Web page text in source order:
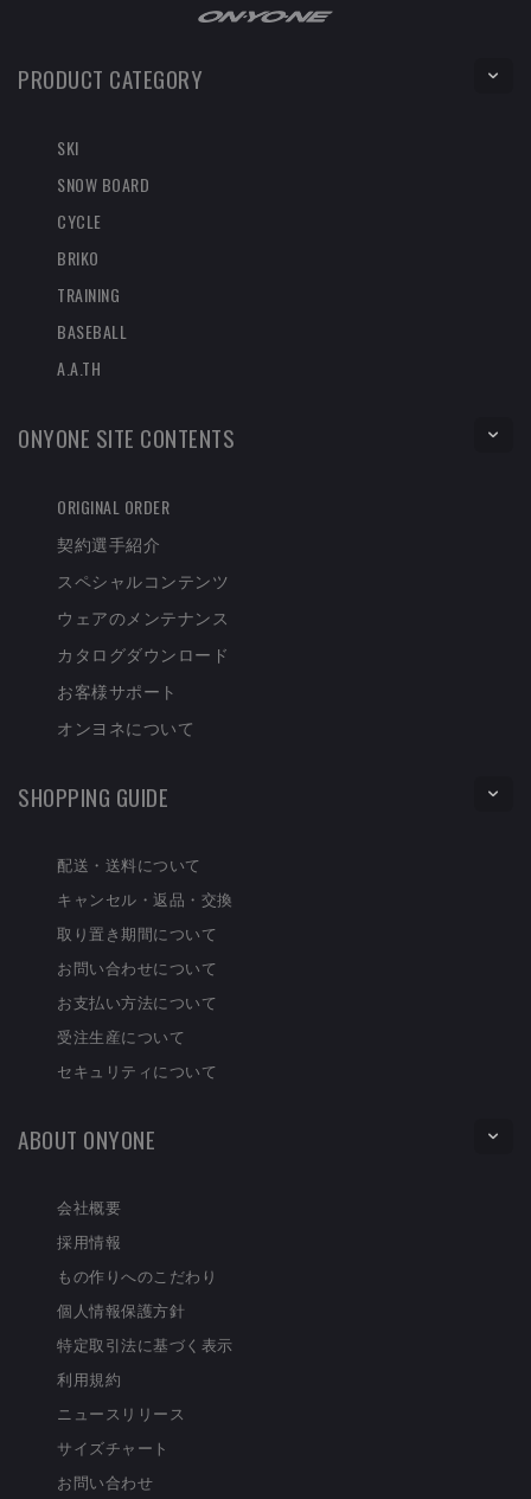
PRODUCT CATEGORY
SKI
SNOW BOARD
CYCLE
BRIKO
TRAINING
BASEBALL
A.A.TH
ONYONE SITE CONTENTS
ORIGINAL ORDER
契約選手紹介
スペシャルコンテンツ
ウェアのメンテナンス
カタログダウンロード
お客様サポート
オンヨネについて
SHOPPING GUIDE
配送・送料について
キャンセル・返品・交換
取り置き期間について
お問い合わせについて
お支払い方法について
受注生産について
セキュリティについて
ABOUT ONYONE
会社概要
採用情報
もの作りへのこだわり
個人情報保護方針
特定取引法に基づく表示
利用規約
ニュースリリース
サイズチャート
お問い合わせ